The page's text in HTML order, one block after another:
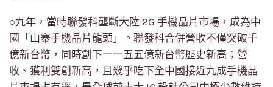
○九年，當時聯發科壟斷大陸 2G 手機晶片市場，成為中
國「山寨手機晶片龍頭」。聯發科合併營收不僅突破千
億新台幣，同時創下一一五五億新台幣歷史新高；營
收、獲利雙創新高，且幾乎吃下全中國接近九成手機晶